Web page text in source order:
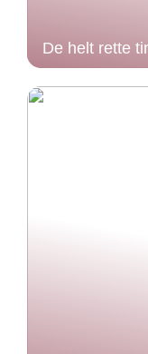
De helt rette